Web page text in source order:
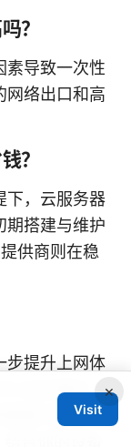
？
素导致一次性
网络出口和高
？
下，云服务器
期搭建与维护
供商则在稳
步提升上网体
的优惠信
餐与折扣。
合你的设备
×
Visit